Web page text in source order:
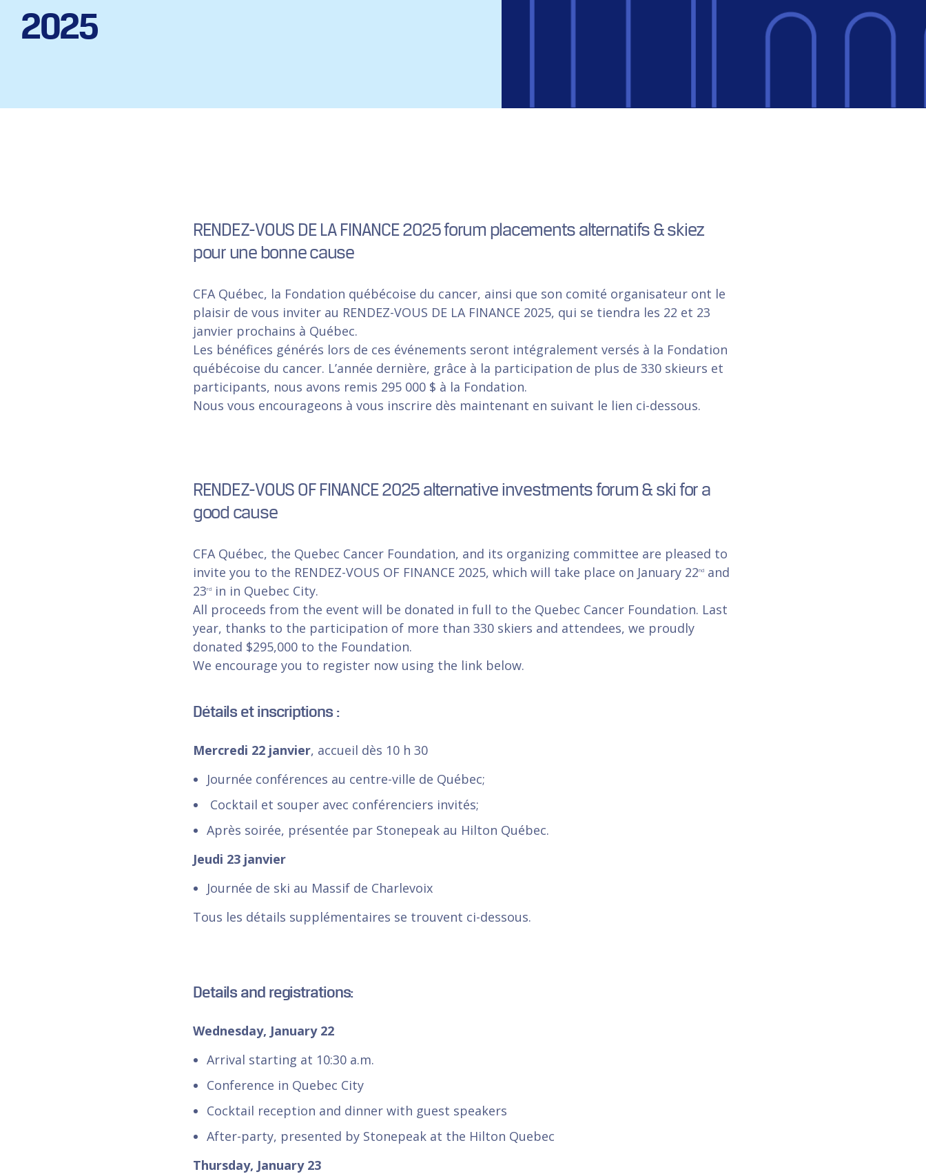
2025
RENDEZ-VOUS DE LA FINANCE 2025 forum placements alternatifs & skiez
pour une bonne cause
CFA Québec, la Fondation québécoise du cancer, ainsi que son comité organisateur ont le
plaisir de vous inviter au RENDEZ-VOUS DE LA FINANCE 2025, qui se tiendra les 22 et 23
janvier prochains à Québec.
Les bénéfices générés lors de ces événements seront intégralement versés à la Fondation
québécoise du cancer. L’année dernière, grâce à la participation de plus de 330 skieurs et
participants, nous avons remis 295 000 $ à la Fondation.
Nous vous encourageons à vous inscrire dès maintenant en suivant le lien ci-dessous.
RENDEZ-VOUS OF FINANCE 2025 alternative investments forum & ski for a
good cause
CFA Québec, the Quebec Cancer Foundation, and its organizing committee are pleased to
invite you to the RENDEZ-VOUS OF FINANCE 2025, which will take place on January 22ndand
23rdin in Quebec City.
All proceeds from the event will be donated in full to the Quebec Cancer Foundation. Last
year, thanks to the participation of more than 330 skiers and attendees, we proudly
donated $295,000 to the Foundation.
We encourage you to register now using the link below.
Détails et inscriptions :
Mercredi 22 janvier, accueil dès 10 h 30
Journée conférences au centre-ville de Québec;
Cocktail et souper avec conférenciers invités;
Après soirée, présentée par Stonepeak au Hilton Québec.
Jeudi 23 janvier
Journée de ski au Massif de Charlevoix
Tous les détails supplémentaires se trouvent ci-dessous.
Details and registrations:
Wednesday, January 22
Arrival starting at 10:30 a.m.
Conference in Quebec City
Cocktail reception and dinner with guest speakers
After-party, presented by Stonepeak at the Hilton Quebec
Thursday, January 23